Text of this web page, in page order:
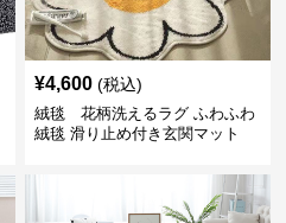
¥4,600 (税込)
絨毯 花柄洗えるラグ ふわふわ
絨毯 滑り止め付き玄関マット